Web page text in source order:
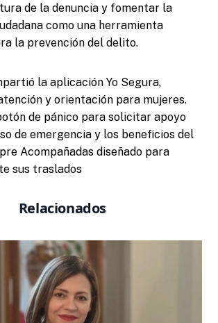
de la denuncia y fomentar la
como una herramienta
la prevención del delito.
la aplicación Yo Segura,
y orientación para mujeres.
de pánico para solicitar apoyo
de emergencia y los beneficios del
Acompañadas diseñado para
sus traslados
Relacionados